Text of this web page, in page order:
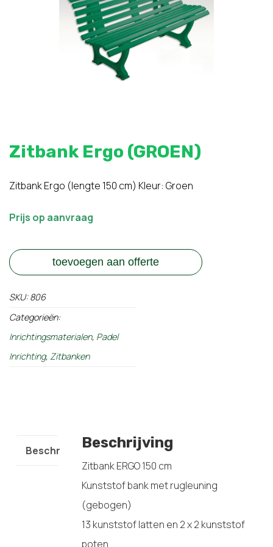
Zitbank Ergo (GROEN)
Zitbank Ergo (lengte 150 cm) Kleur: Groen
Prijs op aanvraag
toevoegen aan offerte
SKU:806
Categorieën:
Inrichtingsmaterialen, Padel
Inrichting, Zitbanken
BeschrijvingBeschrijving
Zitbank ERGO 150 cm
Kunststof bank met rugleuning
(gebogen)
13 kunststof latten en 2 x 2 kunststof
poten